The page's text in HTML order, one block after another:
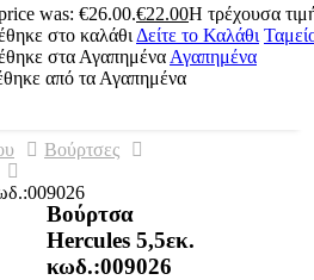
was: €26.00.€22.00Η τρέχουσα
στο καλάθι Δείτε το Καλάθι
στα Αγαπημένα Αγαπημένα
από τα Αγαπημένα
Βούρτσες
Βούρτσα
Hercules 5,5εκ.
κωδ.:009026